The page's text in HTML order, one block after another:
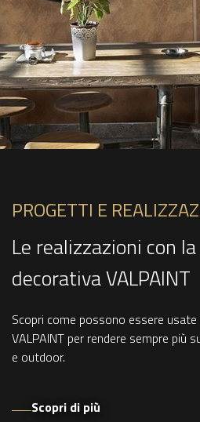
PROGETTI E
Le realizzazioni con
decorativa VALPAINT
Scopri come possono essere usate
VALPAINT per rendere sempre più
e outdoor.
Scopri di più